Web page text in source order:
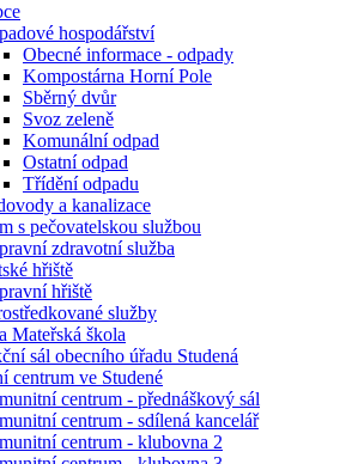
hospodářství
Obecné informace - odpady
Kompostárna Horní Pole
Sběrný dvůr
Svoz zeleně
Komunální odpad
Ostatní odpad
Třídění odpadu
a kanalizace
s pečovatelskou službou
zdravotní služba
hřiště
hřiště
služby
Mateřská škola
sál obecního úřadu Studená
centrum ve Studené
centrum - přednáškový sál
centrum - sdílená kancelář
centrum - klubovna 2